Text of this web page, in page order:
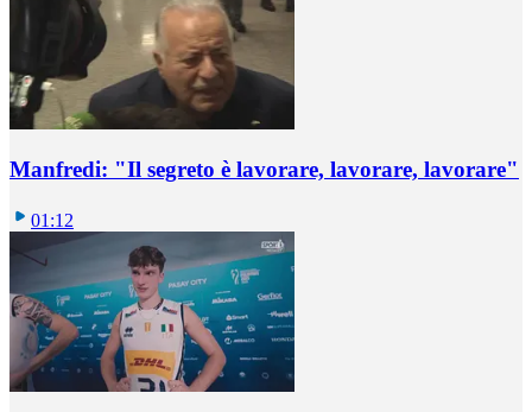
Manfredi: "Il segreto è lavorare, lavorare, lavorare"
01:12